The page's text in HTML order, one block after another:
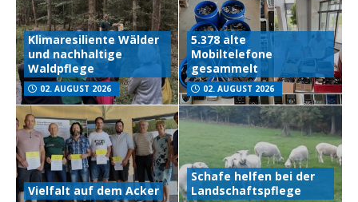
Klimaresiliente Wälder
und nachhaltige
Waldpflege
02. AUGUST 2026
5.378 alte
Mobiltelefone
gesammelt
02. AUGUST 2026
Vielfalt auf dem Acker
Schafe helfen bei der
Landschaftspflege